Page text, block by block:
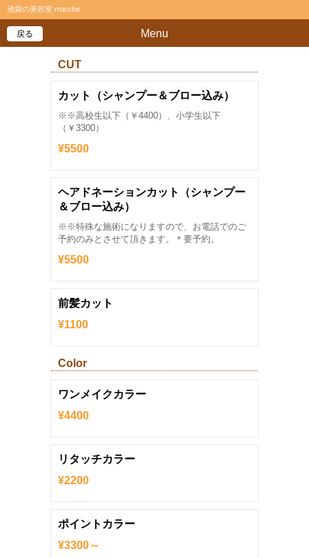
池袋の美容室 marche
Menu
戻る
CUT
カット（シャンプー＆ブロー込み）
※※高校生以下（￥4400）、小学生以下
（￥3300）
¥5500
ヘアドネーションカット（シャンプー
＆ブロー込み）
※※特殊な施術になりますので、お電話でのご
予約のみとさせて頂きます。＊要予約。
¥5500
前髪カット
¥1100
Color
ワンメイクカラー
¥4400
リタッチカラー
¥2200
ポイントカラー
¥3300～